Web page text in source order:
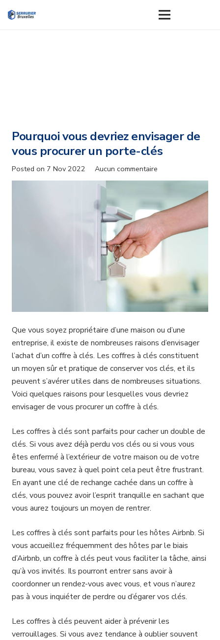
Pourquoi vous devriez envisager de
vous procurer un porte-clés
Posted on 7 Nov 2022 Aucun commentaire
Que vous soyez propriétaire d’une maison ou d’une
entreprise, il existe de nombreuses raisons d’envisager
l’achat d’un coffre à clés. Les coffres à clés constituent
un moyen sûr et pratique de conserver vos clés, et ils
peuvent s’avérer utiles dans de nombreuses situations.
Voici quelques raisons pour lesquelles vous devriez
envisager de vous procurer un coffre à clés.
Les coffres à clés sont parfaits pour cacher un double de
clés. Si vous avez déjà perdu vos clés ou si vous vous
êtes enfermé à l’extérieur de votre maison ou de votre
bureau, vous savez à quel point cela peut être frustrant.
En ayant une clé de rechange cachée dans un coffre à
clés, vous pouvez avoir l’esprit tranquille en sachant que
vous aurez toujours un moyen de rentrer.
Les coffres à clés sont parfaits pour les hôtes Airbnb. Si
vous accueillez fréquemment des hôtes par le biais
d’Airbnb, un coffre à clés peut vous faciliter la tâche, ainsi
qu’à vos invités. Ils pourront entrer sans avoir à
coordonner un rendez-vous avec vous, et vous n’aurez
pas à vous inquiéter de perdre ou d’égarer vos clés.
Les coffres à clés peuvent aider à prévenir les
verrouillages. Si vous avez tendance à oublier souvent